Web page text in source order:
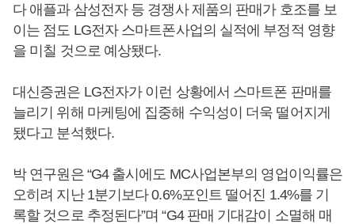
다 애플과 삼성전자 등 경쟁사 제품의 판매가 호조를 보
이는 점도 LG전자 스마트폰사업의 실적에 부정적 영향
을 미칠 것으로 예상됐다.
대신증권은 LG전자가 이런 상황에서 스마트폰 판매를
늘리기 위해 마케팅에 집중해 수익성이 더욱 떨어지게
됐다고 분석했다.
박 연구원은 “G4 출시에도 MC사업본부의 영업이익률은
오히려 지난 1분기보다 0.6%포인트 떨어진 1.4%를 기
록할 것으로 추정된다”며 “G4 판매 기대감이 소멸해 매